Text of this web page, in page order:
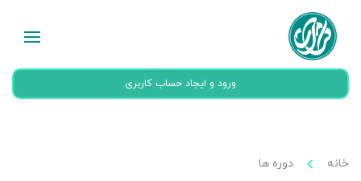
ورود و ایجاد حساب کاربری
خانه دوره ها